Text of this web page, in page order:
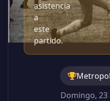
asistencia
a
este
partido.
Domingo,